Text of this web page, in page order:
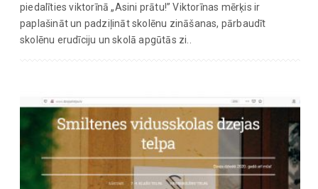
piedalīties viktorīnā „Asini prātu!” Viktorīnas mērķis ir
paplašināt un padziļināt skolēnu zināšanas, pārbaudīt
skolēnu erudīciju un skolā apgūtās zi..